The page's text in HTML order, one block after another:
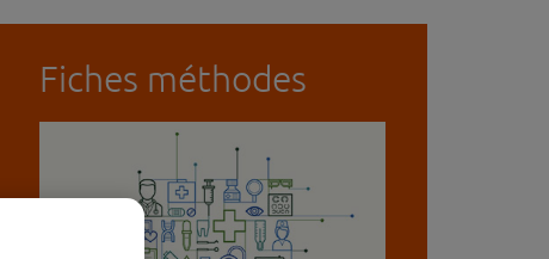
Fiches méthodes